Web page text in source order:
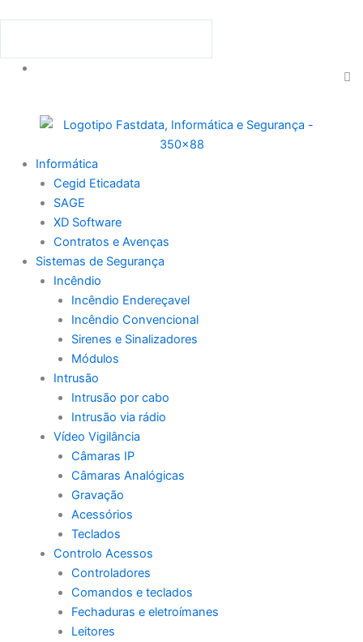
Informática
Cegid Eticadata
SAGE
XD Software
Contratos e Avenças
Sistemas de Segurança
Incêndio
Incêndio Endereçavel
Incêndio Convencional
Sirenes e Sinalizadores
Módulos
Intrusão
Intrusão por cabo
Intrusão via rádio
Vídeo Vigilância
Câmaras IP
Câmaras Analógicas
Gravação
Acessórios
Teclados
Controlo Acessos
Controladores
Comandos e teclados
Fechaduras e eletroímanes
Leitores
Menu